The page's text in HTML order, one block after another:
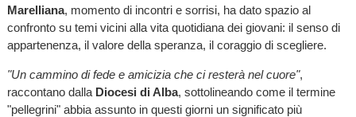
Marelliana, momento di incontri e sorrisi, ha dato spazio al
confronto su temi vicini alla vita quotidiana dei giovani: il senso di
appartenenza, il valore della speranza, il coraggio di scegliere.
"Un cammino di fede e amicizia che ci resterà nel cuore",
raccontano dalla Diocesi di Alba, sottolineando come il termine
"pellegrini" abbia assunto in questi giorni un significato più